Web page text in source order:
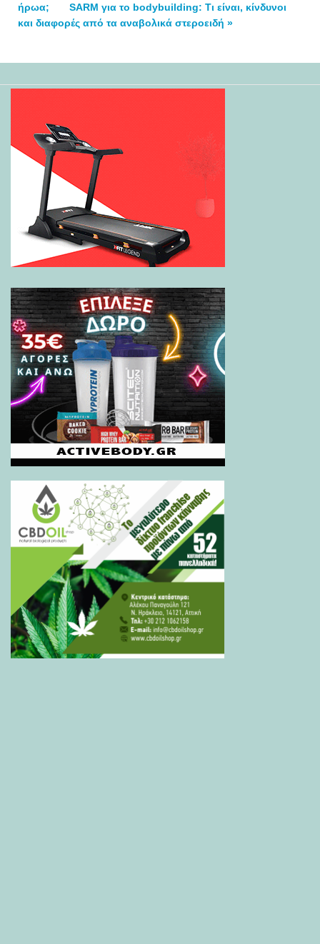
ήρωα;
SARM για το bodybuilding: Tι είναι, κίνδυνοι
και διαφορές από τα αναβολικά στεροειδή »